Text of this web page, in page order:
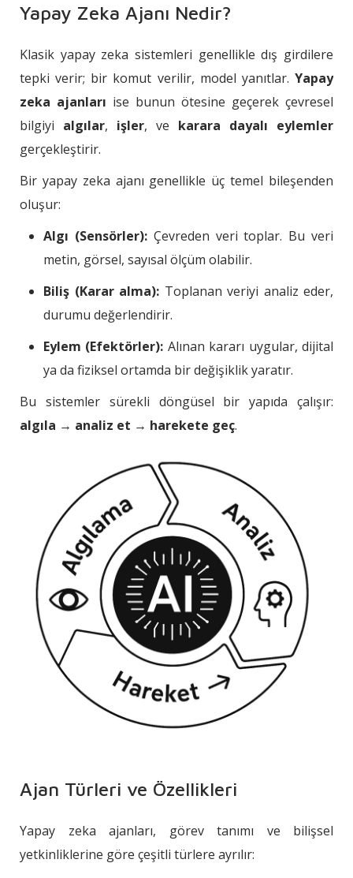
Yapay Zeka Ajanı Nedir?
Klasik yapay zeka sistemleri genellikle dış girdilere
tepki verir; bir komut verilir, model yanıtlar. Yapay
zeka ajanları ise bunun ötesine geçerek çevresel
bilgiyi algılar, işler, ve karara dayalı eylemler
gerçekleştirir.
Bir yapay zeka ajanı genellikle üç temel bileşenden
oluşur:
Algı (Sensörler):Çevreden veri toplar. Bu veri
metin, görsel, sayısal ölçüm olabilir.
Biliş (Karar alma): Toplanan veriyi analiz eder,
durumu değerlendirir.
Eylem (Efektörler): Alınan kararı uygular, dijital
ya da fiziksel ortamda bir değişiklik yaratır.
Bu sistemler sürekli döngüsel bir yapıda çalışır:
algıla → analiz et → harekete geç.
Ajan Türleri ve Özellikleri
Yapay zeka ajanları, görev tanımı ve bilişsel
yetkinliklerine göre çeşitli türlere ayrılır: